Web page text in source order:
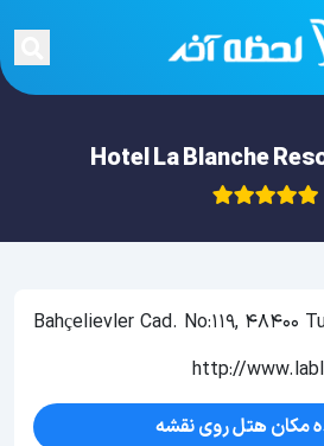
Hotel La Blanche
Bahçelievler Cad. No:119, 48400
http://
مکان هتل روی نقشه